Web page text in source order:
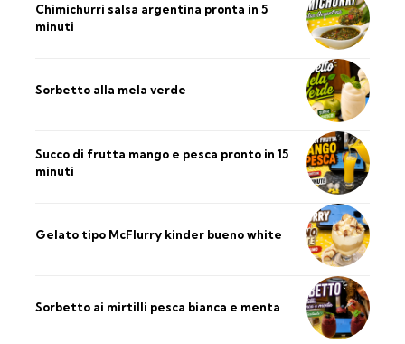
Chimichurri salsa argentina pronta in 5
minuti
Sorbetto alla mela verde
Succo di frutta mango e pesca pronto in 15
minuti
Gelato tipo McFlurry kinder bueno white
Sorbetto ai mirtilli pesca bianca e menta